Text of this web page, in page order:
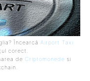
Încearcă Airport Taxi
corect.
de Criptomonede si